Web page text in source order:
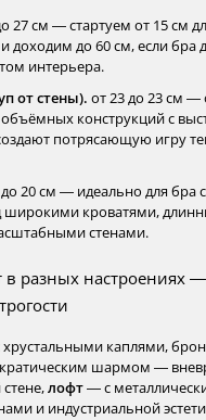
27 см — стартуем от 15 см
доходим до 60 см, если бра
интерьера.
от стены). от 23 до 23 см
объёмных конструкций с
потрясающую игру
до 20 см — идеально для бра
широкими кроватями,
стенами.
в разных настроениях
каплями,
шармом —
лофт— с
и индустриальной